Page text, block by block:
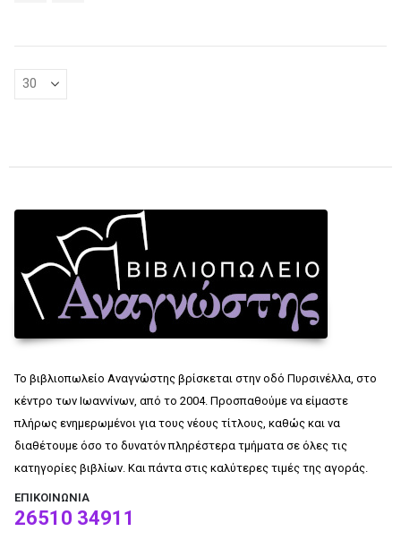
Το βιβλιοπωλείο Αναγνώστης βρίσκεται στην οδό Πυρσινέλλα, στο
κέντρο των Ιωαννίνων, από το 2004. Προσπαθούμε να είμαστε
πλήρως ενημερωμένοι για τους νέους τίτλους, καθώς και να
διαθέτουμε όσο το δυνατόν πληρέστερα τμήματα σε όλες τις
κατηγορίες βιβλίων. Και πάντα στις καλύτερες τιμές της αγοράς.
ΕΠΙΚΟΙΝΩΝΊΑ
26510 34911